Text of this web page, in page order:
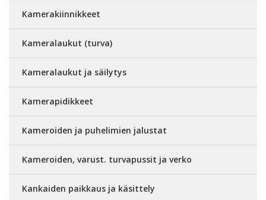
Kamerakiinnikkeet
Kameralaukut (turva)
Kameralaukut ja säilytys
Kamerapidikkeet
Kameroiden ja puhelimien jalustat
Kameroiden, varust. turvapussit ja verko
Kankaiden paikkaus ja käsittely